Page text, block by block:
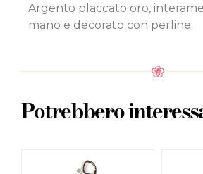
Argento placcato oro,
mano e decorato con perline.
Potrebbero